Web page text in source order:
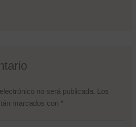
no será publicada. Los
marcados con *